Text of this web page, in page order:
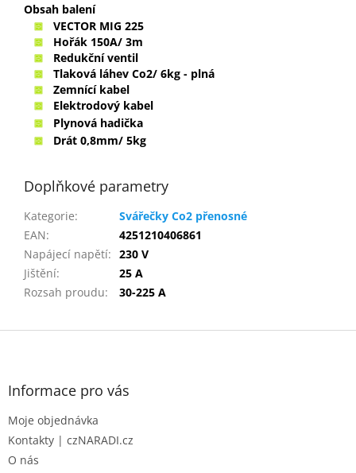
Obsah balení
VECTOR MIG 225
Hořák 150A/ 3m
Redukční ventil
Tlaková láhev Co2/ 6kg - plná
Zemnící kabel
Elektrodový kabel
Plynová hadička
Drát 0,8mm/ 5kg
Doplňkové parametry
Kategorie:
Svářečky Co2 přenosné
EAN:
4251210406861
Napájecí napětí: 230 V
Jištění:
25 A
Rozsah proudu: 30-225 A
Z
Informace pro vás
Moje objednávka
Kontakty | czNARADI.cz
O nás